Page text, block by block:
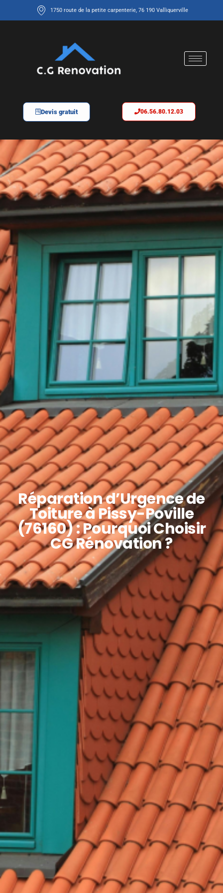
1750 route de la petite carpenterie, 76 190 Valliquerville
Devis gratuit 06.56.80.12.03
Réparation d’Urgence de
Toiture à Pissy-Poville
(76160) : Pourquoi Choisir
CG Rénovation ?